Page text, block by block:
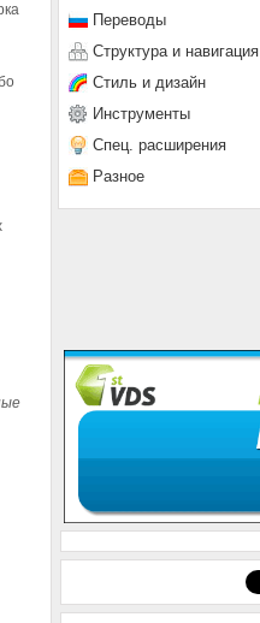
Переводы
Структура и навигация
Стиль и дизайн
Инструменты
Спец. расширения
Разное